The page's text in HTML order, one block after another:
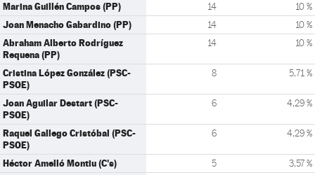
Marina Guillén Campos (PP) 14 10 %
Joan Menacho Gabardino (PP) 14 10 %
Abraham Alberto Rodríguez
Requena (PP)
14 10 %
Cristina López González (PSC-
PSOE)
8 5,71 %
Joan Aguilar Destart (PSC-
PSOE)
6 4,29 %
Raquel Gallego Cristóbal (PSC-
PSOE)
6 4,29 %
Héctor Amelló Montiu (C's) 5 3,57 %